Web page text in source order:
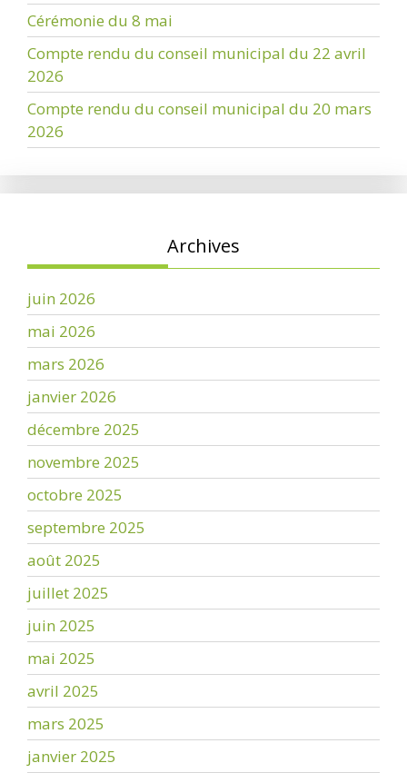
Cérémonie du 8 mai
Compte rendu du conseil municipal du 22 avril
2026
Compte rendu du conseil municipal du 20 mars
2026
Archives
juin 2026
mai 2026
mars 2026
janvier 2026
décembre 2025
novembre 2025
octobre 2025
septembre 2025
août 2025
juillet 2025
juin 2025
mai 2025
avril 2025
mars 2025
janvier 2025